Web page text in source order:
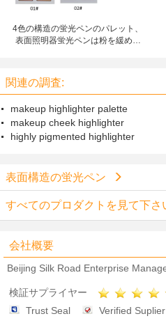
4色の構造の蛍光ペンのパレット、
表面照明器蛍光ペンは粉を緩めま
関連の調査:
makeup highlighter palette
makeup cheek highlighter
highly pigmented highlighter
表面構造の蛍光ペン
すべてのプロダクトを見て下さ
会社概要
Beijing Silk Road Enterprise
検証サプライヤー
Trust Seal
Verified Suplier